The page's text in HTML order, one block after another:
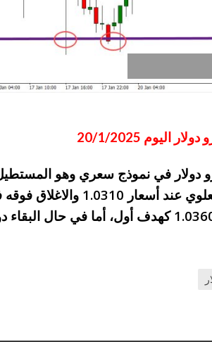
اليوم 20/1/2025
دولار في نموذج سعري وهو
مستويات الضلع العلوي
بأهداف تصل الى 1.0360 كهدف أول، أما في